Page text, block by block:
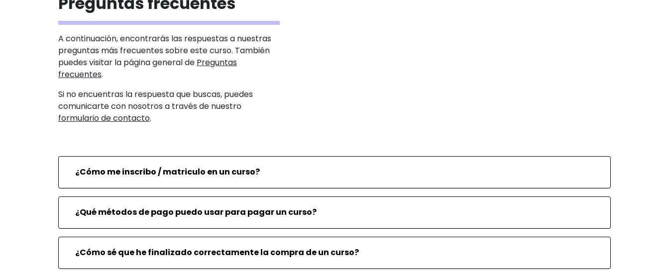
A continuación, encontrarás las respuestas a nuestras
preguntas más frecuentes sobre este curso. También
puedes visitar la página general de Preguntas
frecuentes.
Si no encuentras la respuesta que buscas, puedes
comunicarte con nosotros a través de nuestro
formulario de contacto.
¿Cómo me inscribo / matriculo en un curso?
¿Qué métodos de pago puedo usar para pagar un curso?
¿Cómo sé que he finalizado correctamente la compra de un curso?